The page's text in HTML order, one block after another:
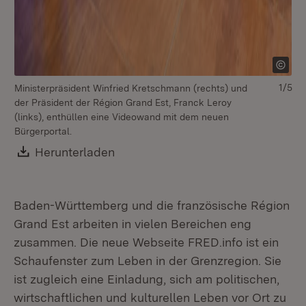
Ministerpräsident Winfried Kretschmann (rechts) und
der Präsident der Région Grand Est, Franck Leroy
(links), enthüllen eine Videowand mit dem neuen
Bürgerportal.
Download:
Herunterladen
1/5
Baden-Württemberg und die französische Région
Grand Est arbeiten in vielen Bereichen eng
zusammen. Die neue Webseite FRED.info ist ein
Schaufenster zum Leben in der Grenzregion. Sie
ist zugleich eine Einladung, sich am politischen,
wirtschaftlichen und kulturellen Leben vor Ort zu